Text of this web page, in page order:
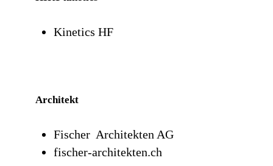
Kinetics HF
Architekt
Fischer Architekten AG
fischer-architekten.ch